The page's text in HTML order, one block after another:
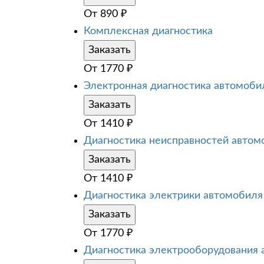
От 890 ₽
Комплексная диагностика
Заказать
От 1770 ₽
Электронная диагностика
Заказать
От 1410 ₽
Диагностика неисправностей
Заказать
От 1410 ₽
Диагностика электрики автомобиля
Заказать
От 1770 ₽
Диагностика электрооборудования